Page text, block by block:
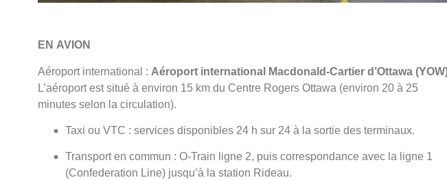
EN AVION
Aéroport international : Aéroport international Macdonald-Cartier d’Ottawa
L’aéroport est situé à environ 15 km du Centre Rogers Ottawa (environ 20 à 25
minutes selon la circulation).
Taxi ou VTC : services disponibles 24 h sur 24 à la sortie des terminaux.
Transport en commun : O-Train ligne 2, puis correspondance avec la ligne 1
(Confederation Line) jusqu’à la station Rideau.